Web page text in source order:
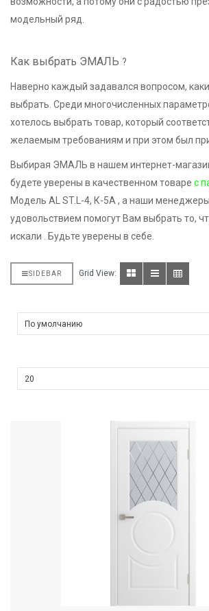
модельный ряд.
Как выбрать ЭМАЛЬ ?
Наверно каждый задавался вопросом,
выбрать. Среди многочисленных
хотелось выбрать товар, который
желаемым требованиям и при этом был
Выбирая ЭМАЛЬ в нашем интернет-
будете уверены в качественном товаре с
Модель AL ST.L-4, К-5А , а наши
удовольствием помогут Вам выбрать то,
искали . Будьте уверены в себе.
SIDEBAR Grid View: